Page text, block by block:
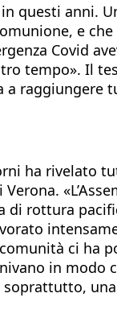
questi anni.
e
Covid
tempo». Il
a raggiungere
ha rivelato
rottura
ci ha
in modo